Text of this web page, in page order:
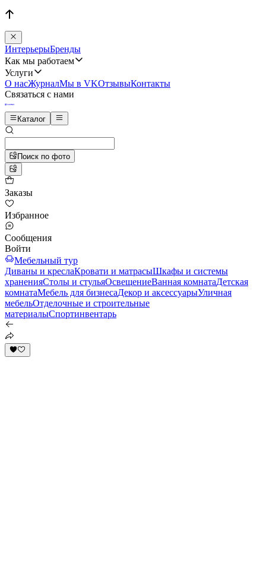
ИнтерьерыБренды
Как мы работаем
Услуги
О насЖурналМы в VKОтзывыКонтакты
Связаться с нами
Каталог
Поиск по фото
Заказы
Избранное
Сообщения
Войти
Мебельный тур
Диваны и креслаКровати и матрасыШкафы и системы
храненияСтолы и стульяОсвещениеВанная комнатаДетская
комнатаМебель для бизнесаДекор и аксессуарыУличная
мебельОтделочные и строительные
материалыСпортинвентарь